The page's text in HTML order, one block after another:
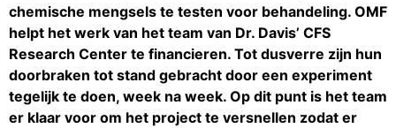
chemische mengsels te testen voor behandeling. OMF
helpt het werk van het team van Dr. Davis’ CFS
Research Center te financieren. Tot dusverre zijn hun
doorbraken tot stand gebracht door een experiment
tegelijk te doen, week na week. Op dit punt is het team
er klaar voor om het project te versnellen zodat er